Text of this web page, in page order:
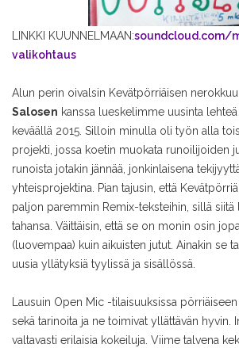
LINKKI KUUNNELMAAN:soundcloud.com/
valikohtaus
Alun perin oivalsin Kevätpörriäisen
Salosen kanssa lueskelimme uusinta
keväällä 2015. Silloin minulla oli työn alla
projekti, jossa koetin muokata runoilijoiden
runoista jotakin jännää, jonkinlaisena
yhteisprojektina. Pian tajusin, että
paljon paremmin Remix-teksteihin, sillä
tahansa. Väittäisin, että se on monin osin
(luovempaa) kuin aikuisten jutut. Ainakin se
uusia yllätyksiä tyylissä ja sisällössä.
Lausuin Open Mic -tilaisuuksissa
sekä tarinoita ja ne toimivat yllättävän hyvin.
valtavasti erilaisia kokeiluja. Viime talvena